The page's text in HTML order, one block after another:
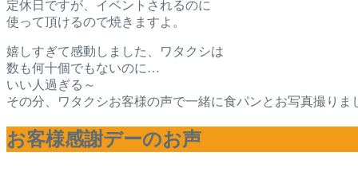
定休日ですが、イベントされるのに
使って頂けるので焼きますよ。
嬉しすぎて感動しました、ワタクシは
数も何十個でもないのに…
いい人過ぎる～
その分、ワタクシお客様の声で一緒に食パンとお写真撮りま
お客様感謝デーのお声